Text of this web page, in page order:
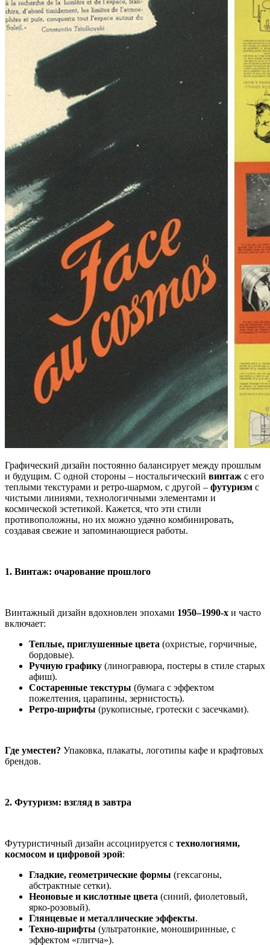
Графический дизайн постоянно балансирует между прошлым
и будущим. С одной стороны – ностальгический винтаж с его
теплыми текстурами и ретро-шармом, с другой – футуризм с
чистыми линиями, технологичными элементами и
космической эстетикой. Кажется, что эти стили
противоположны, но их можно удачно комбинировать,
создавая свежие и запоминающиеся работы.
1. Винтаж: очарование прошлого
Винтажный дизайн вдохновлен эпохами 1950–1990-х и часто
включает:
Теплые, приглушенные цвета (охристые, горчичные,
бордовые).
Ручную графику (линогравюра, постеры в стиле старых
афиш).
Состаренные текстуры (бумага с эффектом
пожелтения, царапины, зернистость).
Ретро-шрифты (рукописные, гротески с засечками).
Где уместен? Упаковка, плакаты, логотипы кафе и крафтовых
брендов.
2. Футуризм: взгляд в завтра
Футуристичный дизайн ассоциируется с технологиями,
космосом и цифровой эрой:
Гладкие, геометрические формы (гексагоны,
абстрактные сетки).
Неоновые и кислотные цвета (синий, фиолетовый,
ярко-розовый).
Глянцевые и металлические эффекты.
Техно-шрифты (ультратонкие, моноширинные, с
эффектом «глитча»).